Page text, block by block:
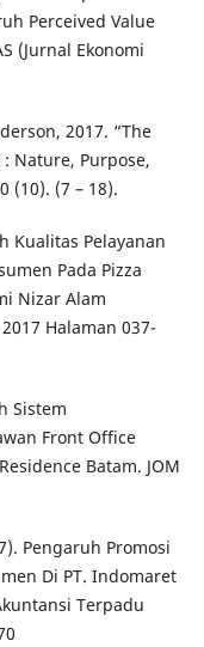
Perceived Value
(Jurnal Ekonomi
2017. “The
Nature, Purpose,
(10). (7 – 18).
Kualitas Pelayanan
Pada Pizza
Nizar Alam
Halaman 037-
Sistem
Front Office
Batam. JOM
Pengaruh Promosi
Di PT. Indomaret
Terpadu